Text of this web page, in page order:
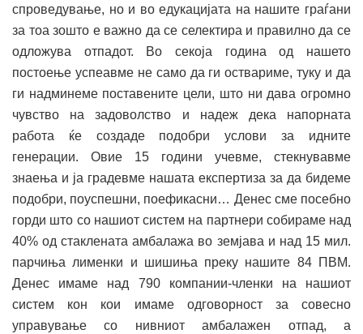
спроведување, но и во едукацијата на нашите граѓани
за тоа зошто е важно да се селектира и правилно да се
одложува отпадот. Во секоја година од нашето
постоење успеавме не само да ги оствариме, туку и да
ги надминеме поставените цели, што ни дава огромно
чувство на задоволство и надеж дека напорната
работа ќе создаде подобри услови за идните
генерации. Овие 15 години учевме, стекнувавме
знаења и ја градевме нашата експертиза за да бидеме
подобри, поуспешни, поефикасни… Денес сме посебно
горди што со нашиот систем на партнери собираме над
40% од стаклената амбалажа во земјава и над 15 мил.
парчиња лименки и шишиња преку нашите 84 ПВМ.
Денес имаме над 790 компании-членки на нашиот
систем кон кои имаме одговорност за совесно
управување со нивниот амбалажен отпад, а